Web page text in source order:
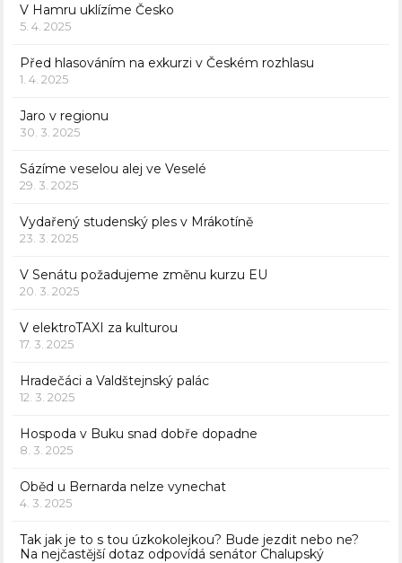
V Hamru uklízíme Česko
5. 4. 2025
Před hlasováním na exkurzi v Českém rozhlasu
1. 4. 2025
Jaro v regionu
30. 3. 2025
Sázíme veselou alej ve Veselé
29. 3. 2025
Vydařený studenský ples v Mrákotíně
23. 3. 2025
V Senátu požadujeme změnu kurzu EU
20. 3. 2025
V elektroTAXI za kulturou
17. 3. 2025
Hradečáci a Valdštejnský palác
12. 3. 2025
Hospoda v Buku snad dobře dopadne
8. 3. 2025
Oběd u Bernarda nelze vynechat
4. 3. 2025
Tak jak je to s tou úzkokolejkou? Bude jezdit nebo ne?
Na nejčastější dotaz odpovídá senátor Chalupský